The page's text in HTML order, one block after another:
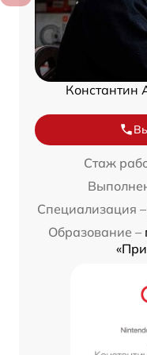
Константин
Стаж
Специализация –
Образование –